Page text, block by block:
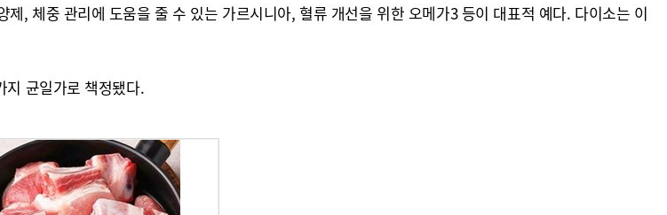
, 체중 관리에 도움을 줄 수 있는 가르시니아, 혈류 개선을 위한 오메가3 등이 대표적 예다. 다이소는 이
지 균일가로 책정됐다.